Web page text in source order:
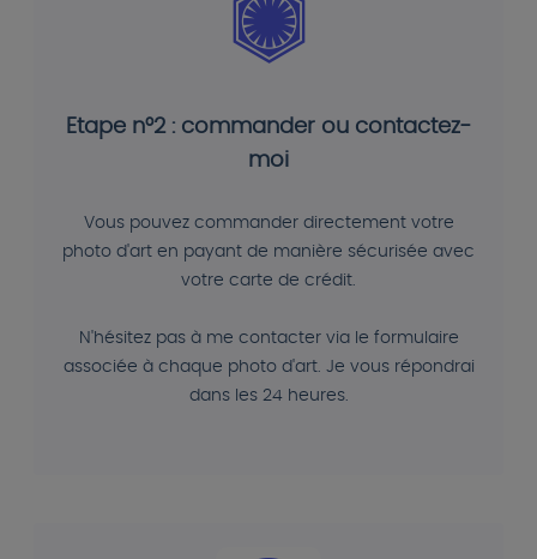
Etape n°2 : commander ou contactez-
moi
Vous pouvez commander directement votre
photo d'art en payant de manière sécurisée avec
votre carte de crédit.
N'hésitez pas à me contacter via le formulaire
associée à chaque photo d'art. Je vous répondrai
dans les 24 heures.